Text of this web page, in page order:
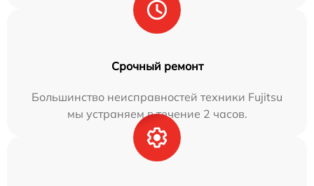
Срочный ремонт
Большинство неисправностей техники Fujitsu
мы устраняем в течение 2 часов.